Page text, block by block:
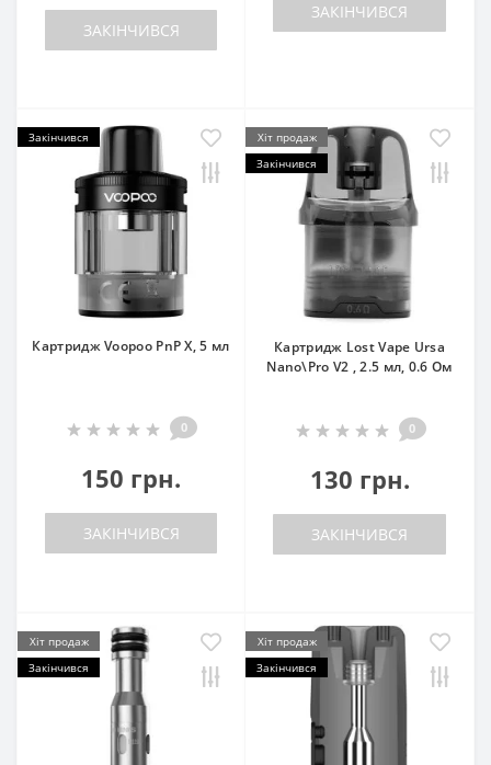
ЗАКІНЧИВСЯ
ЗАКІНЧИВСЯ
Закінчився
Картридж Voopoo PnP X, 5 мл
0
150 грн.
ЗАКІНЧИВСЯ
Хіт продаж
Закінчився
Картридж Lost Vape Ursa
Nano\Pro V2 , 2.5 мл, 0.6 Ом
0
130 грн.
ЗАКІНЧИВСЯ
Хіт продаж
Закінчився
Хіт продаж
Закінчився